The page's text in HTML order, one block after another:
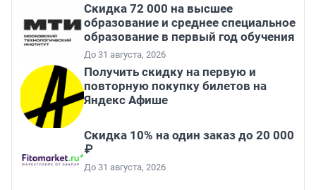
Скидка 72 000 на высшее
образование и среднее специальное
образование в первый год обучения
До 31 августа, 2026
Получить скидку на первую и
повторную покупку билетов на
Яндекс Афише
Скидка 10% на один заказ до 20 000
₽
До 31 августа, 2026